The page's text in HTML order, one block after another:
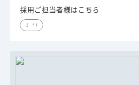
採用ご担当者様はこちら
PR